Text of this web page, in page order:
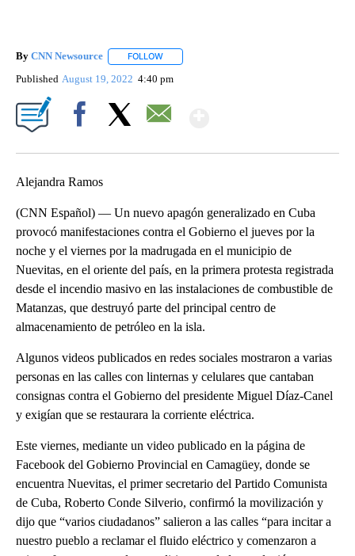
By CNN Newsource FOLLOW
Published August 19, 2022 4:40 pm
Alejandra Ramos
(CNN Español) — Un nuevo apagón generalizado en Cuba
provocó manifestaciones contra el Gobierno el jueves por la
noche y el viernes por la madrugada en el municipio de
Nuevitas, en el oriente del país, en la primera protesta registrada
desde el incendio masivo en las instalaciones de combustible de
Matanzas, que destruyó parte del principal centro de
almacenamiento de petróleo en la isla.
Algunos videos publicados en redes sociales mostraron a varias
personas en las calles con linternas y celulares que cantaban
consignas contra el Gobierno del presidente Miguel Díaz-Canel
y exigían que se restaurara la corriente eléctrica.
Este viernes, mediante un video publicado en la página de
Facebook del Gobierno Provincial en Camagüey, donde se
encuentra Nuevitas, el primer secretario del Partido Comunista
de Cuba, Roberto Conde Silverio, confirmó la movilización y
dijo que “varios ciudadanos” salieron a las calles “para incitar a
nuestro pueblo a reclamar el fluido eléctrico y comenzaron a